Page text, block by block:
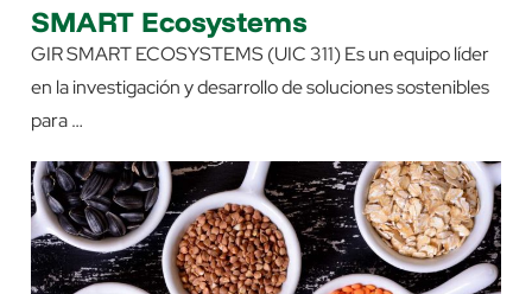
SMART Ecosystems
GIR SMART ECOSYSTEMS (UIC 311) Es un equipo líder
en la investigación y desarrollo de soluciones sostenibles
para …